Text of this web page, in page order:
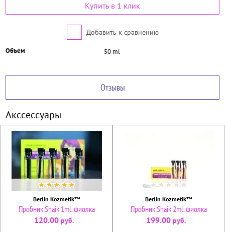
Купить в 1 клик
Добавить к сравнению
Объем 50 ml
Отзывы
Акссессуары
Berlin Kozmetik™
Пробник Shaik 1ml. фиолка
120.00 руб.
Berlin Kozmetik™
Пробник Shaik 2ml. фиолка
199.00 руб.